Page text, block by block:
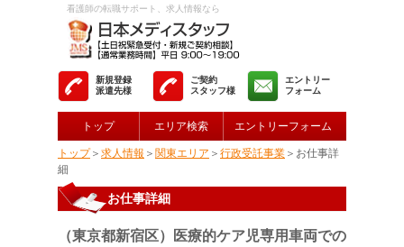
看護師の転職サポート、求人情報なら
新規登録
派遣先様
ご契約
スタッフ様
エントリー
フォーム
トップ エリア検索 エントリーフォーム
トップ＞ 求人情報 ＞ 関東エリア ＞ 行政受託事業 ＞お仕事詳
細
お仕事詳細
（東京都新宿区）医療的ケア児専用車両での